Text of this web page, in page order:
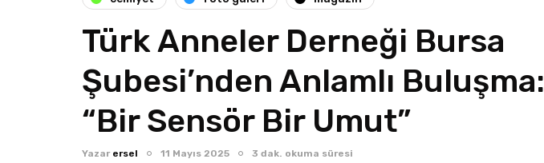
Türk Anneler Derneği Bursa
Şubesi’nden Anlamlı Buluşma:
“Bir Sensör Bir Umut”
Yazar ersel 11 Mayıs 2025 3 dak. okuma süresi